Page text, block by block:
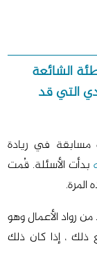
الشائعة
التي قد
في ريادة
بدأت الأسئلة. قُمت
رواد الأعمال وهو
، إذا كان ذلك